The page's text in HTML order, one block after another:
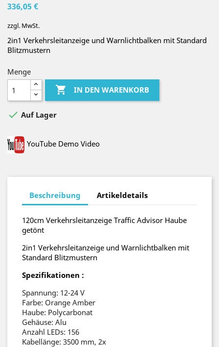
336,05 €
zzgl. MwSt.
2in1 Verkehrsleitanzeige und Warnlichtbalken mit Standard
Blitzmustern
Menge
 IN DEN WARENKORB
 Auf Lager
YouTube Demo Video
Beschreibung Artikeldetails
120cm Verkehrsleitanzeige Traffic Advisor Haube
getönt
2in1 Verkehrsleitanzeige und Warnlichtbalken mit
Standard Blitzmustern
Spezifikationen :
Spannung: 12-24 V
Farbe: Orange Amber
Haube: Polycarbonat
Gehäuse: Alu
Anzahl LEDs: 156
Kabellänge: 3500 mm, 2x